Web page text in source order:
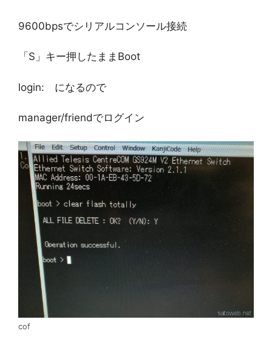
9600bpsでシリアルコンソール接続
「S」キー押したままBoot
login: になるので
manager/friendでログイン
cof